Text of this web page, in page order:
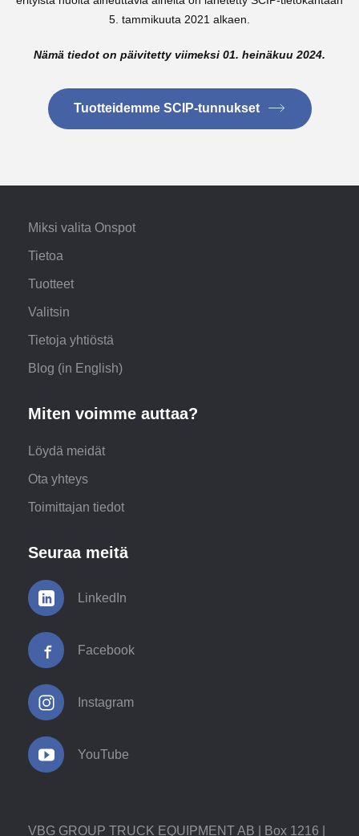
5. tammikuuta 2021 alkaen.
Nämä tiedot on päivitetty viimeksi 01. heinäkuu 2024.
Tuotteidemme SCIP-tunnukset
Miksi valita Onspot
Tietoa
Tuotteet
Valitsin
Tietoja yhtiöstä
Blog (in English)
Miten voimme auttaa?
Löydä meidät
Ota yhteys
Toimittajan tiedot
Seuraa meitä
LinkedIn
Facebook
Instagram
YouTube
VBG GROUP TRUCK EQUIPMENT AB | Box 1216 |